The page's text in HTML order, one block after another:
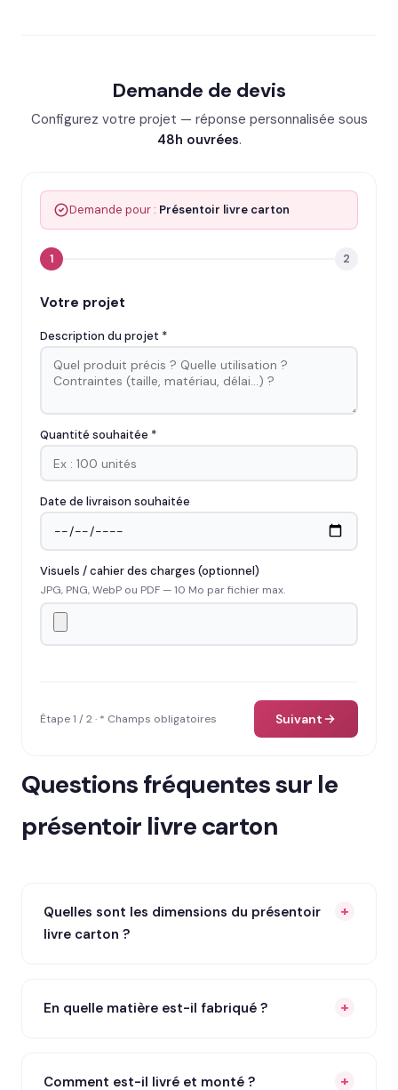
Demande de devis
Configurez votre projet — réponse personnalisée sous
48h ouvrées.
Demande pour : Présentoir livre carton
1 2
Votre projet
Description du projet *
Quantité souhaitée *
Date de livraison souhaitée
Visuels / cahier des charges (optionnel)
JPG, PNG, WebP ou PDF — 10 Mo par fichier max.
Étape 1 / 2 · * Champs obligatoires Suivant
Questions fréquentes sur le
présentoir livre carton
Quelles sont les dimensions du présentoir
livre carton ?
En quelle matière est-il fabriqué ?
Comment est-il livré et monté ?